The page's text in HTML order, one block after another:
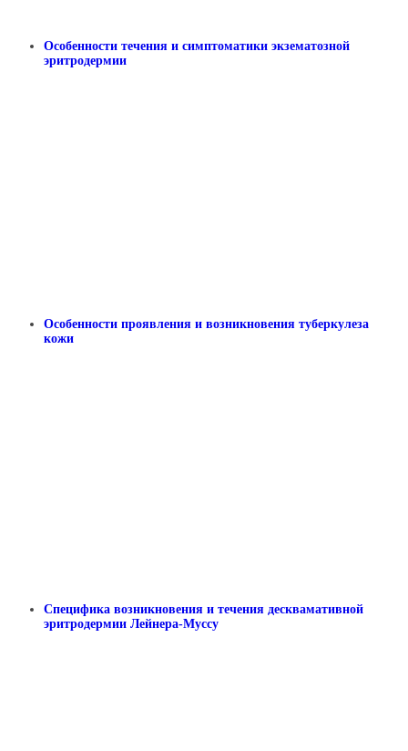
Особенности течения и симптоматики экзематозной
эритродермии
Особенности проявления и возникновения туберкулеза
кожи
Специфика возникновения и течения десквамативной
эритродермии Лейнера-Муссу